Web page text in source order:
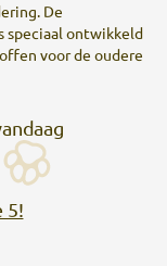
De
speciaal ontwikkeld
voor de oudere
5!